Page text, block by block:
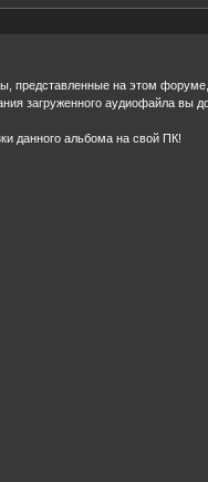
представленные на этом
загруженного аудиофайла вы
данного альбома на свой ПК!